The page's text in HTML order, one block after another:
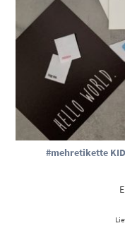
#mehretikette